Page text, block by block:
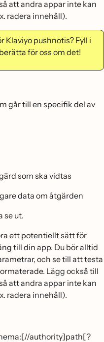
att andra appar inte kan
radera innehåll).
Klaviyo pushnotis? Fyll i
för oss om det!
går till en specifik del av
som ska vidtas
data om åtgärden
se ut.
ett potentiellt sätt för
till din app. Du bör alltid
och se till att testa
Lägg också till
att andra appar inte kan
radera innehåll).
authority]path[?